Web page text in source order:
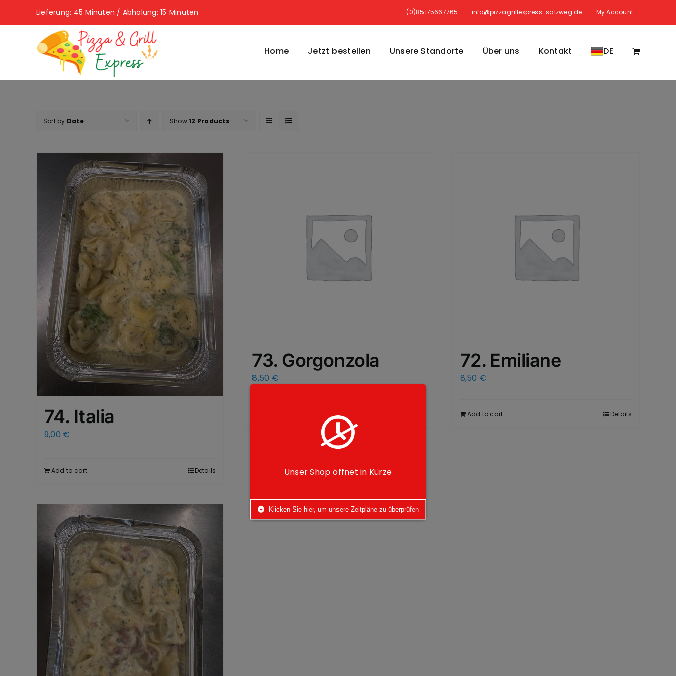
Lieferung: 45 Minuten / Abholung: 15 Minuten (0)85175667765 info@pizzagrillexpress-salzweg.de My Account
Home Jetzt bestellen Unsere Standorte Über uns Kontakt DE
Sort by Date Show 12 Products
74. Italia
9,00 €
Add to cart Details
73. Gorgonzola
8,50 €
72. Emiliane
8,50 €
Add to cart Details
Unser Shop öffnet in Kürze
Klicken Sie hier, um unsere Zeitpläne zu überprüfen